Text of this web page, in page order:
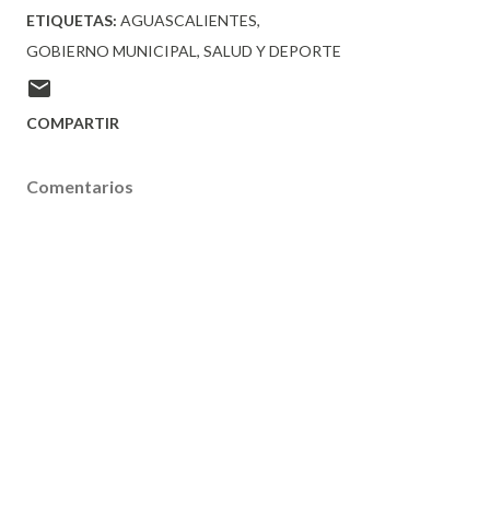
ETIQUETAS: AGUASCALIENTES
GOBIERNO MUNICIPAL SALUD Y DEPORTE
COMPARTIR
Comentarios